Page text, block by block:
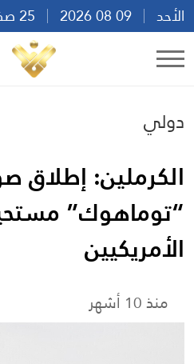
الأحد
دولي
الكرملين: إطلاق
“توماهوك”
الأمريكيين
منذ 10 أشهر